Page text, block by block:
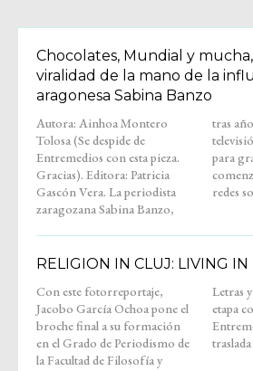
Chocolates, Mundial y
viralidad de la mano de la
aragonesa Sabina Banzo
Autora: Ainhoa Montero
Tolosa (Se despide de
Entremedios con esta pieza.
Gracias). Editora: Patricia
Gascón Vera. La periodista
zaragozana Sabina Banzo,
tras años como reportera de
televisión y locutora de spots
para grandes marcas,
comenzó su andadura en
redes
RELIGION IN CLUJ: LIVING
Con este fotorreportaje,
Jacobo García Ochoa pone el
broche final a su formación
en el Grado de Periodismo de
la Facultad de Filosofía y
Letras y cierra también su
etapa como colaborador de
Entremedios. Su trabajo nos
traslada